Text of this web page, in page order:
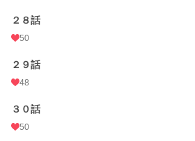
２８話
50
２９話
48
３０話
50